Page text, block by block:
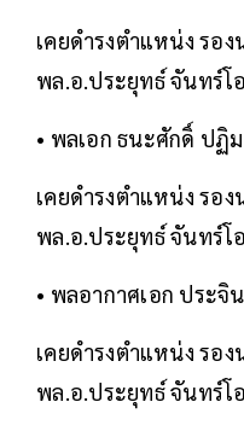
เคยดำรงตำแหน่ง รอ
พล.อ.ประยุทธ์ จันทร์โ
• พลเอก ธนะศักดิ์ ปฏิ
เคยดำรงตำแหน่ง รอ
พล.อ.ประยุทธ์ จันทร์โ
• พลอากาศเอก ประจิ
เคยดำรงตำแหน่ง รอ
พล.อ.ประยุทธ์ จันทร์โ